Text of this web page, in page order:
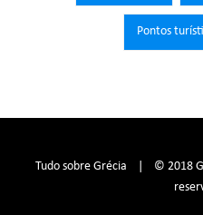
Pontos
Tudo sobre Grécia | © 2018